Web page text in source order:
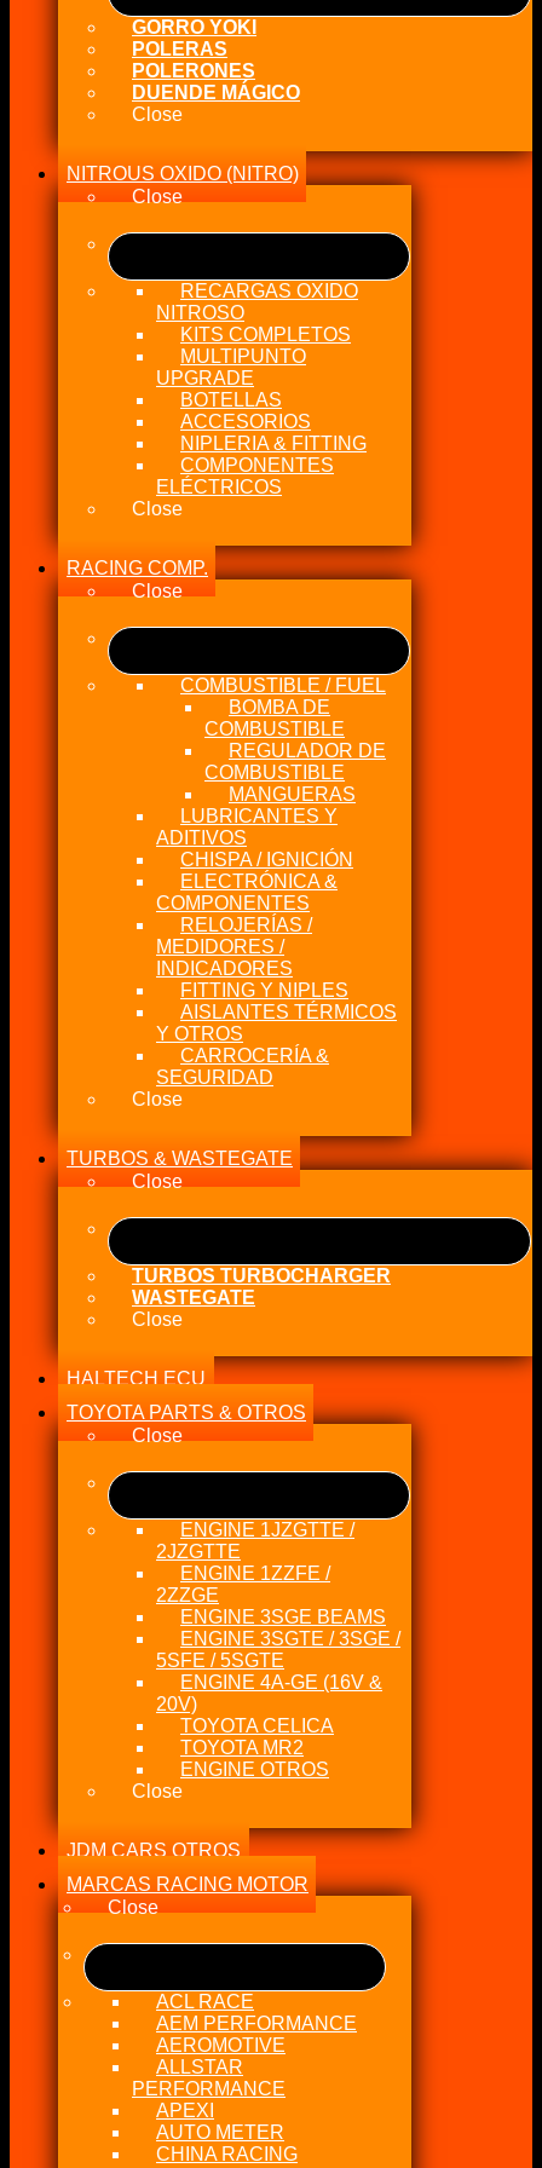
GORRO YOKI
POLERAS
POLERONES
DUENDE MÁGICO
Close
NITROUS OXIDO (NITRO)
Close
RECARGAS OXIDO
NITROSO
KITS COMPLETOS
MULTIPUNTO
UPGRADE
BOTELLAS
ACCESORIOS
NIPLERIA & FITTING
COMPONENTES
ELÉCTRICOS
Close
RACING COMP.
Close
COMBUSTIBLE / FUEL
BOMBA DE
COMBUSTIBLE
REGULADOR DE
COMBUSTIBLE
MANGUERAS
LUBRICANTES Y
ADITIVOS
CHISPA / IGNICIÓN
ELECTRÓNICA &
COMPONENTES
RELOJERÍAS /
MEDIDORES /
INDICADORES
FITTING Y NIPLES
AISLANTES TÉRMICOS
Y OTROS
CARROCERÍA &
SEGURIDAD
Close
TURBOS & WASTEGATE
Close
TURBOS TURBOCHARGER
WASTEGATE
Close
HALTECH ECU
TOYOTA PARTS & OTROS
Close
ENGINE 1JZGTTE /
2JZGTTE
ENGINE 1ZZFE /
2ZZGE
ENGINE 3SGE BEAMS
ENGINE 3SGTE / 3SGE /
5SFE / 5SGTE
ENGINE 4A-GE (16V &
20V)
TOYOTA CELICA
TOYOTA MR2
ENGINE OTROS
Close
JDM CARS OTROS
MARCAS RACING MOTOR
Close
ACL RACE
AEM PERFORMANCE
AEROMOTIVE
ALLSTAR
PERFORMANCE
APEXI
AUTO METER
CHINA RACING